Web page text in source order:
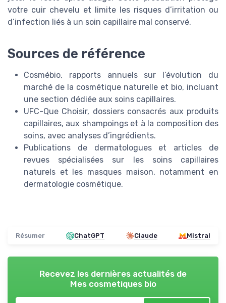
votre cuir chevelu et limite les risques d’irritation ou
d’infection liés à un soin capillaire mal conservé.
Sources de référence
Cosmébio, rapports annuels sur l’évolution du
marché de la cosmétique naturelle et bio, incluant
une section dédiée aux soins capillaires.
UFC-Que Choisir, dossiers consacrés aux produits
capillaires, aux shampoings et à la composition des
soins, avec analyses d’ingrédients.
Publications de dermatologues et articles de
revues spécialisées sur les soins capillaires
naturels et les masques maison, notamment en
dermatologie cosmétique.
Résumer ChatGPT Claude Mistral
Recevez les dernières actualités de
Mes cosmetiques bio